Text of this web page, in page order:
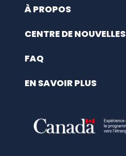
À PROPOS
CENTRE DE NOUVELLES
FAQ
EN SAVOIR PLUS